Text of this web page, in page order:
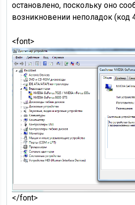
остановлено, поскольку оно
возникновении неполадок (код
<font>
</font>